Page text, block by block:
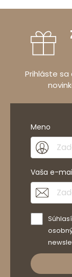
Prihláste
Meno
Vaša e-